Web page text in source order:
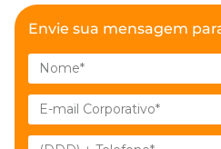
Envie sua mensagem